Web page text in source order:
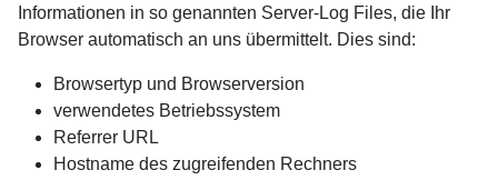
Informationen in so genannten Server-Log Files, die Ihr
Browser automatisch an uns übermittelt. Dies sind:
Browsertyp und Browserversion
verwendetes Betriebssystem
Referrer URL
Hostname des zugreifenden Rechners